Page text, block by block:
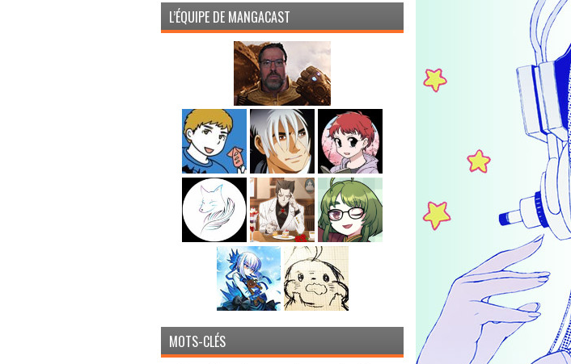
L’ÉQUIPE DE MANGACAST
MOTS-CLÉS